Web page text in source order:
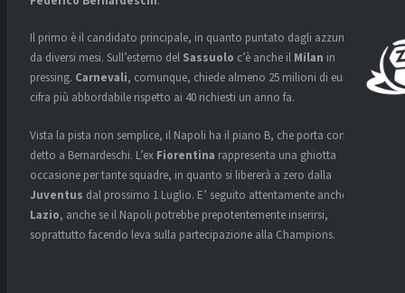
Il primo è il candidato principale, in quanto puntato dagli azzurri già
da diversi mesi. Sull’esterno del Sassuolo c’è anche il Milan in
pressing. Carnevali, comunque, chiede almeno 25 milioni di euro,
cifra più abbordabile rispetto ai 40 richiesti un anno fa.
Vista la pista non semplice, il Napoli ha il piano B, che porta come
detto a Bernardeschi. L’ex Fiorentina rappresenta una ghiotta
occasione per tante squadre, in quanto si libererà a zero dalla
Juventus dal prossimo 1 Luglio. E’ seguito attentamente anche dalla
Lazio, anche se il Napoli potrebbe prepotentemente inserirsi,
soprattutto facendo leva sulla partecipazione alla Champions.